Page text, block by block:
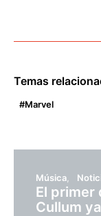
Temas
Marvel
Música
El primer
Cullum